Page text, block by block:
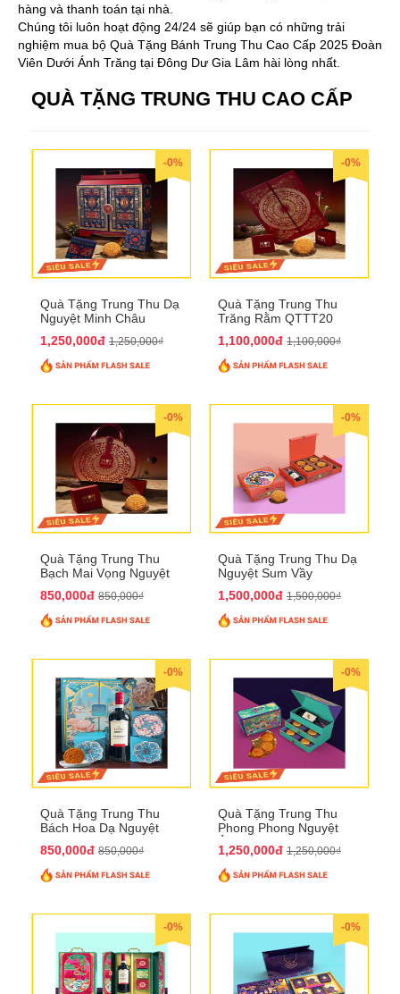
hàng và thanh toán tại nhà.
Chúng tôi luôn hoạt động 24/24 sẽ giúp bạn có những trải
nghiệm mua bộ Quà Tặng Bánh Trung Thu Cao Cấp 2025 Đoàn
Viên Dưới Ánh Trăng tại Đông Dư Gia Lâm hài lòng nhất.
QUÀ TẶNG TRUNG THU CAO CẤP
-0%
Quà Tặng Trung Thu Dạ
Nguyệt Minh Châu
1,250,000đ 1,250,000₫
-0%
Quà Tặng Trung Thu
Trăng Rằm QTTT20
1,100,000đ 1,100,000₫
-0%
Quà Tặng Trung Thu
Bạch Mai Vọng Nguyệt
850,000đ 850,000₫
-0%
Quà Tặng Trung Thu Dạ
Nguyệt Sum Vầy
1,500,000đ 1,500,000₫
-0%
Quà Tặng Trung Thu
Bách Hoa Dạ Nguyệt
850,000đ 850,000₫
-0%
Quà Tặng Trung Thu
Phong Phong Nguyệt
1,250,000đ 1,250,000₫
-0% -0%